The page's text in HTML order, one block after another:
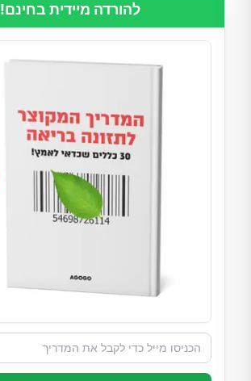
להורדה מיידית בחינם!